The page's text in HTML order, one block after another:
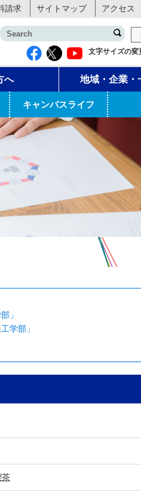
請求 サイトマップ アクセス
文字サイズの変
へ 地域・企業・
キャンパスライフ
」
学部」
茶